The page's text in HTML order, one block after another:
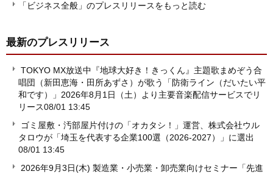
「ビジネス全般」のプレスリリースをもっと読む
最新のプレスリリース
TOKYO MX放送中『地球大好き！きっくん』主題歌まめぞう合
唱団（新田恵海・田所あずさ）が歌う「防衛ライン（だいたい平
和です）」2026年8月1日（土）より主要音楽配信サービスでリ
リース08/01 13:45
ゴミ屋敷・汚部屋片付けの「オカタシ！」運営、株式会社ウル
タロウが「埼玉を代表する企業100選（2026-2027）」に選出
08/01 13:45
2026年9月3日(木) 製造業・小売業・卸売業向けセミナー「先進